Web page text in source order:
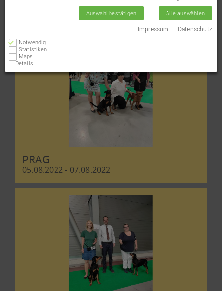
05.08.2022 - 07.08.2022
PRAG
05.08.2022 - 07.08.2022
Auswahl bestätigen Alle auswählen
Impressum | Datenschutz
Notwendig
Statistiken
Maps
Details